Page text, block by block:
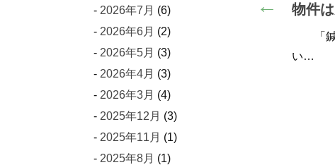
お客さんを呼ぶ
ジの作り方!!
般の人々が鍼やお灸に
うなイメージを抱い
はり灸さん 治療に合わせて選べ
る、様々なマクラはこちら…
2026年7月 (6)
2026年6月 (2)
2026年5月 (3)
2026年4月 (3)
2026年3月 (4)
2025年12月 (3)
2025年11月 (1)
2025年8月 (1)